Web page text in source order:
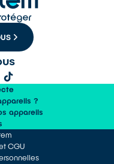
?
appareils
CGU